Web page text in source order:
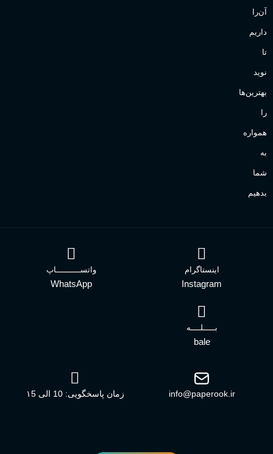
آن‌را
داریم
تا
نوید
بهترین‌ها
را
همواره
به
شما
بدهیم
اینستاگرام
Instagram
واتســــــــــاپ
WhatsApp
بـــــلــــه
bale
info@paperook.ir زمان پاسخگویی: 10 الی ۱5